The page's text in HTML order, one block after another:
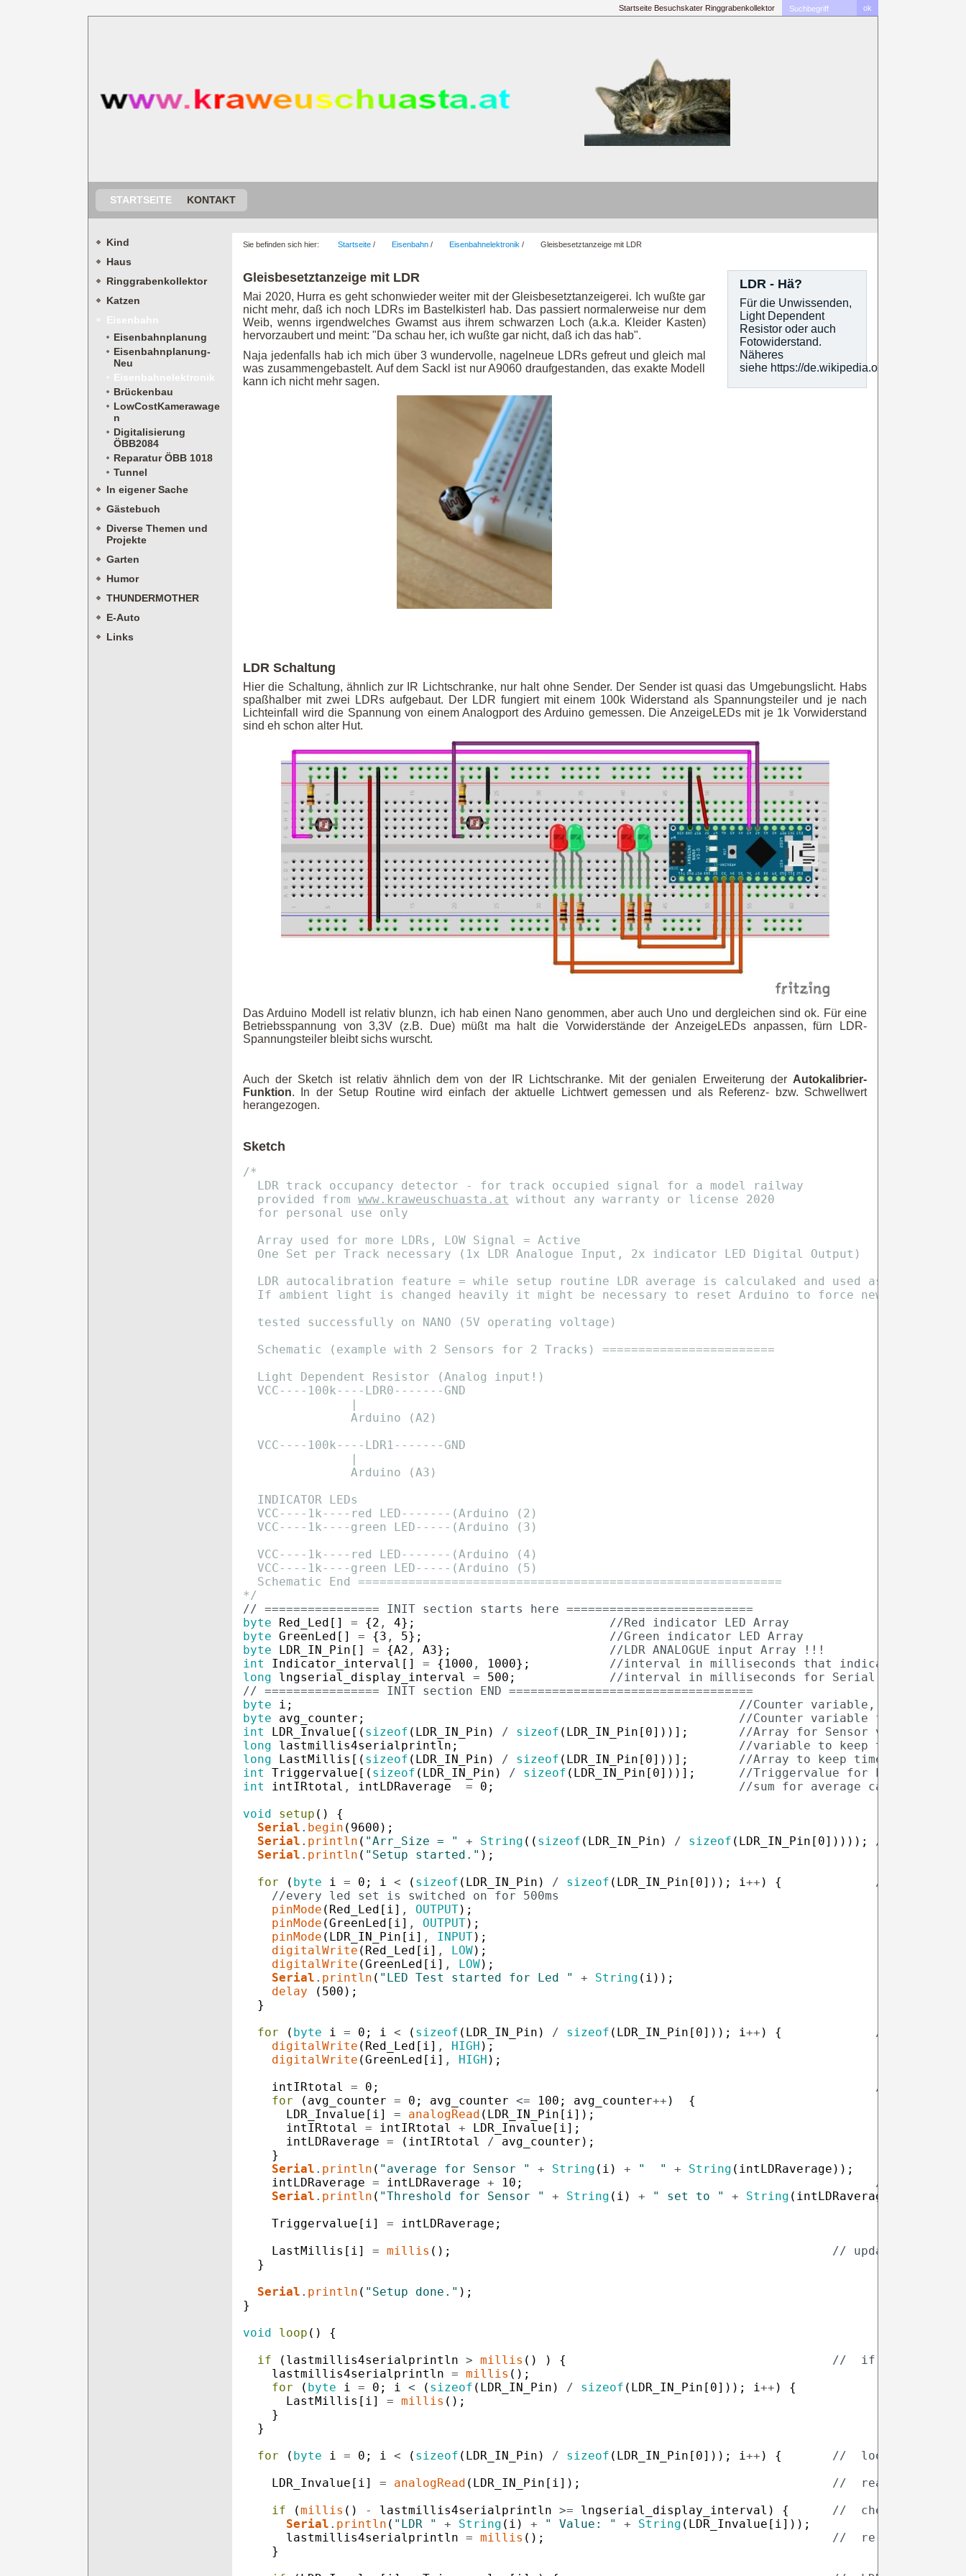
Startseite Besuchskater Ringgrabenkollektor
STARTSEITE KONTAKT
Kind
Haus
Ringgrabenkollektor
Katzen
Eisenbahnplanung
Eisenbahnplanung-
Neu
Brückenbau
LowCostKamerawage
n
Digitalisierung
ÖBB2084
Reparatur ÖBB 1018
Tunnel
In eigener Sache
Gästebuch
Diverse Themen und
Projekte
Garten
Humor
THUNDERMOTHER
E-Auto
Links
Sie befinden sich hier: Startseite / Eisenbahn / Eisenbahnelektronik / Gleisbesetztanzeige mit LDR
Gleisbesetztanzeige mit LDR
Mai 2020, Hurra es geht schonwieder weiter mit der Gleisbesetztanzeigerei. Ich wußte gar
nicht mehr, daß ich noch LDRs im Bastelkisterl hab. Das passiert normalerweise nur dem
Weib, wenns irgendwelches Gwamst aus ihrem schwarzen Loch (a.k.a. Kleider Kasten)
hervorzaubert und meint: "Da schau her, ich wußte gar nicht, daß ich das hab".
Naja jedenfalls hab ich mich über 3 wundervolle, nagelneue LDRs gefreut und gleich mal
was zusammengebastelt. Auf dem Sackl ist nur A9060 draufgestanden, das exakte Modell
kann ich nicht mehr sagen.
LDR - Hä?
Für die Unwissenden,
Light Dependent
Resistor oder auch
Fotowiderstand.
Näheres
siehe https://de.wikipedia.org/wiki/
LDR Schaltung
Hier die Schaltung, ähnlich zur IR Lichtschranke, nur halt ohne Sender. Der Sender ist quasi das Umgebungslicht. Habs
spaßhalber mit zwei LDRs aufgebaut. Der LDR fungiert mit einem 100k Widerstand als Spannungsteiler und je nach
Lichteinfall wird die Spannung von einem Analogport des Arduino gemessen. Die AnzeigeLEDs mit je 1k Vorwiderstand
sind eh schon alter Hut.
Das Arduino Modell ist relativ blunzn, ich hab einen Nano genommen, aber auch Uno und dergleichen sind ok. Für eine
Betriebsspannung von 3,3V (z.B. Due) müßt ma halt die Vorwiderstände der AnzeigeLEDs anpassen, fürn LDR-
Spannungsteiler bleibt sichs wurscht.
Auch der Sketch ist relativ ähnlich dem von der IR Lichtschranke. Mit der genialen Erweiterung der Autokalibrier-
Funktion. In der Setup Routine wird einfach der aktuelle Lichtwert gemessen und als Referenz- bzw. Schwellwert
herangezogen.
Sketch
/*
LDR track occupancy detector - for track occupied signal for a model railway
provided from www.kraweuschuasta.at
without any warranty or license 2020
for personal use only
Array used for more LDRs, LOW Signal = Active
One Set per Track necessary (1x LDR Analogue Input, 2x indicator LED Digital Output)
LDR autocalibration feature = while setup routine LDR average is calculaked and used as Threshold
If ambient light is changed heavily it might be necessary to reset Arduino to force new LDR
tested successfully on NANO (5V operating voltage)
Schematic (example with 2 Sensors for 2 Tracks) ========================
Light Dependent Resistor (Analog input!)
VCC----100k----LDR0-------GND
|
Arduino (A2)
VCC----100k----LDR1-------GND
|
Arduino (A3)
INDICATOR LEDs
VCC----1k----red LED-------(Arduino (2)
VCC----1k----green LED-----(Arduino (3)
VCC----1k----red LED-------(Arduino (4)
VCC----1k----green LED-----(Arduino (5)
Schematic End ===========================================================
*/
// ================ INIT section starts here ==========================
byte
Red_Led [ ] = {2 , 4} ;
//Red indicator LED Array
byte GreenLed [ ] = {3 , 5} ;
//Green indicator LED Array
byte
LDR_IN_Pin [ ] = {A2 , A3} ;
//LDR ANALOGUE input Array !!!
int
Indicator_interval [ ] = { 1000 , 1000} ;
//interval in milliseconds that indicator LEDs
long
lngserial_display_interval = 500 ;
//interval in milliseconds for Serial Monitor
// ================ INIT section END ==================================
byte
i ;
//Counter variable, internal
byte
avg_counter ;
//Counter variable for average
int
LDR_Invalue [ ( sizeof ( LDR_IN_Pin ) / sizeof ( LDR_IN_Pin [ 0] ) ) ] ;
//Array for Sensor values
long
lastmillis4serialprintln ;
//variable to keep timestamp
long
LastMillis [ ( sizeof ( LDR_IN_Pin ) / sizeof ( LDR_IN_Pin [ 0] ) ) ] ;
//Array to keep timestamp for
int
Triggervalue [ ( sizeof ( LDR_IN_Pin ) / sizeof ( LDR_IN_Pin [ 0] ) ) ] ;
//Triggervalue for LDR -
int
intIRtotal , intLDRaverage = 0 ;
//sum for average calculation
void
setup ( )
{
Serial . begin ( 9600 ) ;
Serial . println ( "Arr_Size = " + String ( ( sizeof ( LDR_IN_Pin ) / sizeof ( LDR_IN_Pin [ 0] ) ) ) ) ;
//Debug
Serial . println ( "Setup started." ) ;
for
( byte i = 0 ; i < ( sizeof ( LDR_IN_Pin ) / sizeof ( LDR_IN_Pin [ 0] ) ) ; i ++ ) {
//Loop for
//every led set is switched on for 500ms
pinMode ( Red_Led [ i ] , OUTPUT) ;
pinMode (GreenLed [ i ] , OUTPUT) ;
pinMode ( LDR_IN_Pin [ i ] , INPUT) ;
digitalWrite ( Red_Led [ i ] , LOW) ;
digitalWrite (GreenLed [ i ] , LOW) ;
Serial . println ( "LED Test started for Led " + String ( i ) ) ;
delay
( 500 ) ;
}
for
( byte i = 0 ; i < ( sizeof ( LDR_IN_Pin ) / sizeof ( LDR_IN_Pin [ 0] ) ) ; i ++ ) {
//set all
digitalWrite ( Red_Led [ i ] , HIGH ) ;
digitalWrite (GreenLed [ i ] , HIGH ) ;
intIRtotal
= 0 ;
// get
for
( avg_counter = 0 ; avg_counter <= 100 ; avg_counter++ )
{
LDR_Invalue [ i ] = analogRead ( LDR_IN_Pin [ i ] ) ;
intIRtotal
= intIRtotal + LDR_Invalue [ i ] ;
intLDRaverage = ( intIRtotal / avg_counter ) ;
}
Serial . println ( "average for Sensor " + String ( i ) + "  " + String ( intLDRaverage ) ) ;
intLDRaverage = intLDRaverage + 10 ;
// set
Serial . println ( "Threshold for Sensor " + String ( i ) + " set to " + String ( intLDRaverage
Triggervalue [ i ] = intLDRaverage ;
LastMillis [ i ] = millis ( ) ;
// update last
}
Serial . println ( "Setup done." ) ;
}
void
loop ( )
{
if
( lastmillis4serialprintln > millis ( ) ) {
//  if millis() is
lastmillis4serialprintln = millis ( ) ;
for
( byte i = 0 ; i < ( sizeof ( LDR_IN_Pin ) / sizeof ( LDR_IN_Pin [ 0] ) ) ; i ++ )
{
LastMillis [ i ] = millis ( ) ;
}
}
for
( byte i = 0 ; i < ( sizeof ( LDR_IN_Pin ) / sizeof ( LDR_IN_Pin [ 0] ) ) ; i ++ ) {
//  loop thru
LDR_Invalue [ i ] = analogRead ( LDR_IN_Pin [ i ] ) ;
//  read values
if
(millis ( ) - lastmillis4serialprintln >= lngserial_display_interval ) {
//  check
Serial . println ( "LDR " + String ( i ) + " Value: " + String ( LDR_Invalue [ i ] ) ) ;
lastmillis4serialprintln = millis ( ) ;
//  re-set last
}